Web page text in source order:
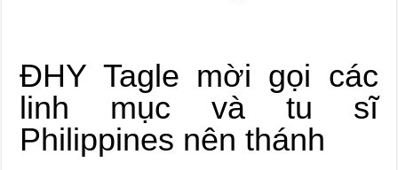
ĐHY Tagle mời gọi các
linh mục và tu sĩ
Philippines nên thánh